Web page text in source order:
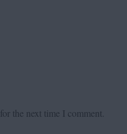
the next time I comment.